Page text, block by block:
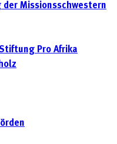
Missionsschwestern
Pro Afrika